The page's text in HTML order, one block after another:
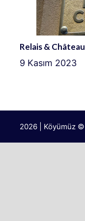
Relais &
9 Kasım 2023
2026 | Köyümüz